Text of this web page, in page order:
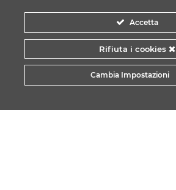
PRIVACY POLICY
Accetta
Rifiuta i cookies
Cambia Impostazioni